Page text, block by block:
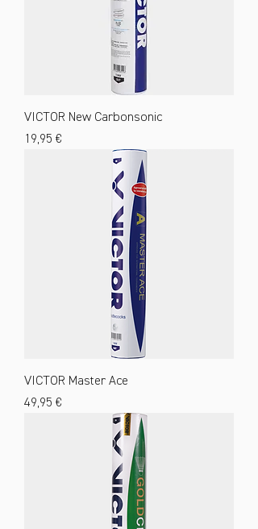
VICTOR New Carbonsonic
Preis
19,95 €
VICTOR Master Ace
Preis
49,95 €